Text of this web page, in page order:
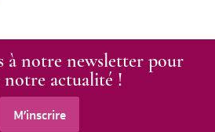
à notre newsletter pour
notre actualité !
M’inscrire